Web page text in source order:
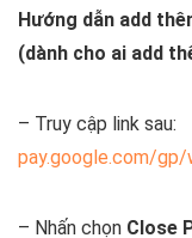
Hướng dẫn add
(dành cho ai add
– Truy cập link sau:
pay.google.com/
– Nhấn chọn Close